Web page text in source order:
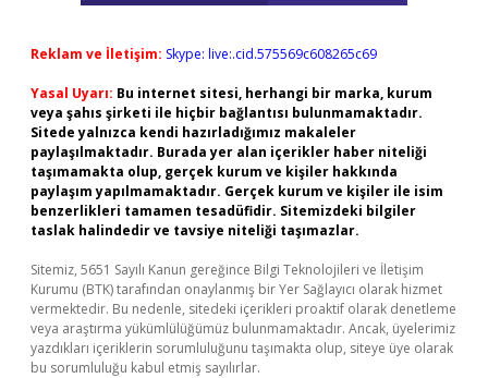
Reklam ve İletişim: Skype: live:.cid.575569c608265c69
Yasal Uyarı: Bu internet sitesi, herhangi bir marka, kurum
veya şahıs şirketi ile hiçbir bağlantısı bulunmamaktadır.
Sitede yalnızca kendi hazırladığımız makaleler
paylaşılmaktadır. Burada yer alan içerikler haber niteliği
taşımamakta olup, gerçek kurum ve kişiler hakkında
paylaşım yapılmamaktadır. Gerçek kurum ve kişiler ile isim
benzerlikleri tamamen tesadüfidir. Sitemizdeki bilgiler
taslak halindedir ve tavsiye niteliği taşımazlar.
Sitemiz, 5651 Sayılı Kanun gereğince Bilgi Teknolojileri ve İletişim
Kurumu (BTK) tarafından onaylanmış bir Yer Sağlayıcı olarak hizmet
vermektedir. Bu nedenle, sitedeki içerikleri proaktif olarak denetleme
veya araştırma yükümlülüğümüz bulunmamaktadır. Ancak, üyelerimiz
yazdıkları içeriklerin sorumluluğunu taşımakta olup, siteye üye olarak
bu sorumluluğu kabul etmiş sayılırlar.